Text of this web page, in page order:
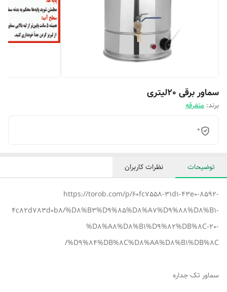
سماور برقی 20لیتری
برند: متفرقه
0
توضیحات نظرات کاربران
https://torob.com/p/60fc7558-31d1-43e0-8592-
4c82d783d0b8/%D8%B3%D9%85%D8%A7%D9%88%D8%B1-
%D8%A8%D8%B1%D9%82%DB%8C-20-
%D9%84%DB%8C%D8%AA%D8%B1%DB%8C/
سماور تک جداره